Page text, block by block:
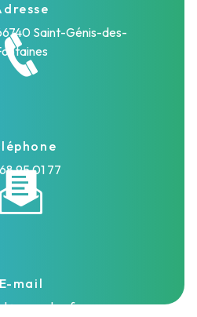
Saint-Génis-des-
95 01 77
E-mail